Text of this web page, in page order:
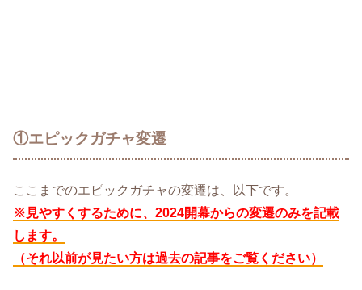
①エピックガチャ変遷
ここまでのエピックガチャの変遷は、以下です。
※見やすくするために、2024開幕からの変遷のみを記載
します。
（それ以前が見たい方は過去の記事をご覧ください）